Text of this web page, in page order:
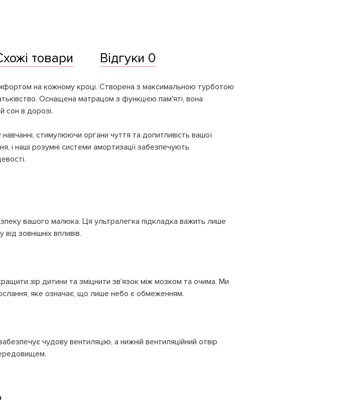
товари Відгуки 0
на кожному кроці. Створена з максимальною турботою
Оснащена матрацом з функцією пам'яті, вона
сон в дорозі.
стимулюючи органи чуття та допитливість вашої
і наші розумні системи амортизації забезпечують
вашого малюка. Ця ультралегка підкладка важить лише
зовнішніх впливів.
зір дитини та зміцнити зв'язок між мозком та очима. Ми
яке означає, що лише небо є обмеженням.
чудову вентиляцію, а нижній вентиляційний отвір